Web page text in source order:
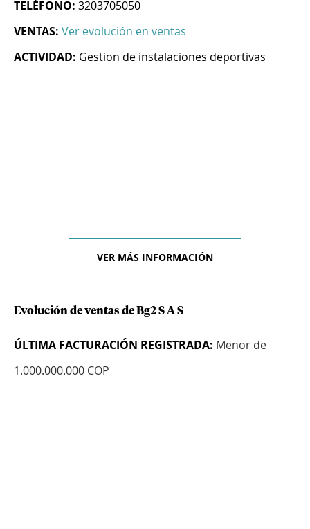
TELÉFONO: 3203705050
VENTAS: Ver evolución en ventas
ACTIVIDAD: Gestion de instalaciones deportivas
VER MÁS INFORMACIÓN
Evolución de ventas de Bg2 S A S
ÚLTIMA FACTURACIÓN REGISTRADA: Menor de
1.000.000.000 COP